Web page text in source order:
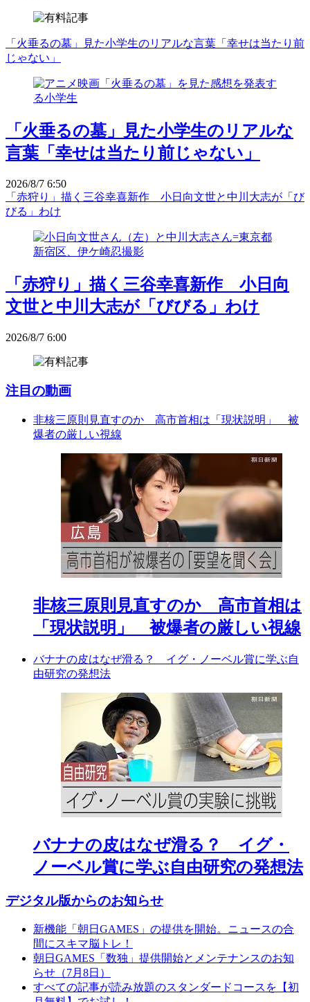
「火垂るの墓」見た小学生のリアルな言葉「幸せは当たり前
じゃない」
「火垂るの墓」見た小学生のリアルな
言葉「幸せは当たり前じゃない」
2026/8/7 6:50
「赤狩り」描く三谷幸喜新作 小日向文世と中川大志が「び
びる」わけ
「赤狩り」描く三谷幸喜新作 小日向
文世と中川大志が「びびる」わけ
2026/8/7 6:00
注目の動画
非核三原則見直すのか 高市首相は「現状説明」 被
爆者の厳しい視線
非核三原則見直すのか 高市首相は
「現状説明」 被爆者の厳しい視線
バナナの皮はなぜ滑る？ イグ・ノーベル賞に学ぶ自
由研究の発想法
バナナの皮はなぜ滑る？ イグ・
ノーベル賞に学ぶ自由研究の発想法
デジタル版からのお知らせ
新機能「朝日GAMES」の提供を開始。ニュースの合
間にスキマ脳トレ！
朝日GAMES「数独」提供開始とメンテナンスのお知
らせ（7月8日）
すべての記事が読み放題のスタンダードコースを【初